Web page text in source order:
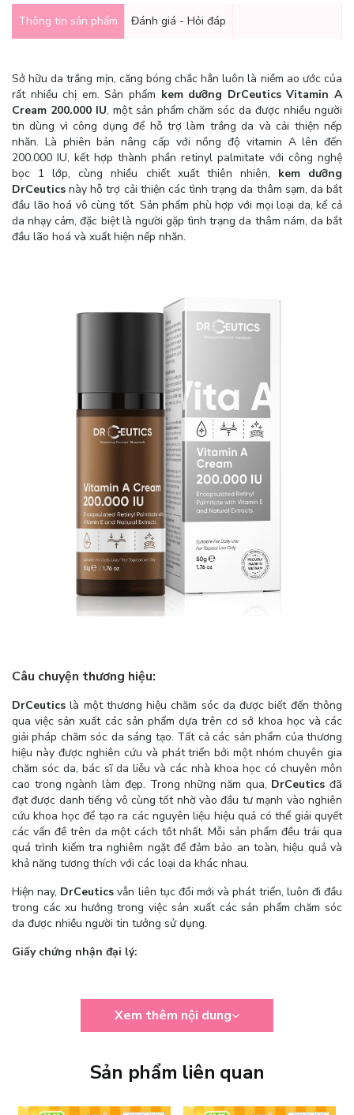
Thông tin sản phẩm Đánh giá - Hỏi đáp
Sở hữu da trắng mịn, căng bóng chắc hẳn luôn là niềm ao ước của
rất nhiều chị em. Sản phẩm kem dưỡng DrCeutics Vitamin A
Cream 200.000 IU, một sản phẩm chăm sóc da được nhiều người
tin dùng vì công dụng để hỗ trợ làm trắng da và cải thiện nếp
nhăn. Là phiên bản nâng cấp với nồng độ vitamin A lên đến
200.000 IU, kết hợp thành phần retinyl palmitate với công nghệ
bọc 1 lớp, cùng nhiều chiết xuất thiên nhiên, kem dưỡng
DrCeutics này hỗ trợ cải thiện các tình trạng da thâm sạm, da bắt
đầu lão hoá vô cùng tốt. Sản phẩm phù hợp với mọi loại da, kể cả
da nhạy cảm, đặc biệt là người gặp tình trạng da thâm nám, da bắt
đầu lão hoá và xuất hiện nếp nhăn.
Câu chuyện thương hiệu:
DrCeutics là một thương hiệu chăm sóc da được biết đến thông
qua việc sản xuất các sản phẩm dựa trên cơ sở khoa học và các
giải pháp chăm sóc da sáng tạo. Tất cả các sản phẩm của thương
hiệu này được nghiên cứu và phát triển bởi một nhóm chuyên gia
chăm sóc da, bác sĩ da liễu và các nhà khoa học có chuyên môn
cao trong ngành làm đẹp. Trong những năm qua, DrCeutics đã
đạt được danh tiếng vô cùng tốt nhờ vào đầu tư mạnh vào nghiên
cứu khoa học để tạo ra các nguyên liệu hiệu quả có thể giải quyết
các vấn đề trên da một cách tốt nhất. Mỗi sản phẩm đều trải qua
quá trình kiểm tra nghiêm ngặt để đảm bảo an toàn, hiệu quả và
khả năng tương thích với các loại da khác nhau.
Hiện nay, DrCeutics vẫn liên tục đổi mới và phát triển, luôn đi đầu
trong các xu hướng trong việc sản xuất các sản phẩm chăm sóc
da được nhiều người tin tưởng sử dụng.
Giấy chứng nhận đại lý:
Xem thêm nội dung
Sản phẩm liên quan